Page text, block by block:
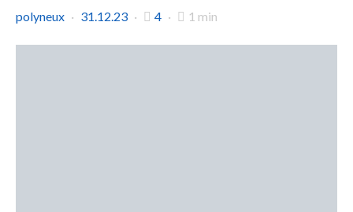
polyneux
31.12.23 4 1 min